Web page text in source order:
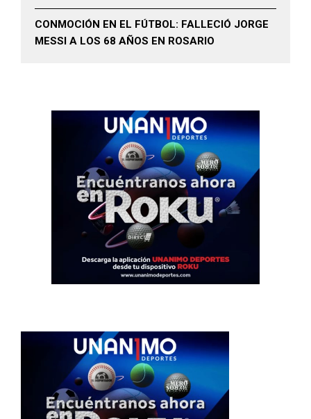
CONMOCIÓN EN EL FÚTBOL: FALLECIÓ JORGE
MESSI A LOS 68 AÑOS EN ROSARIO